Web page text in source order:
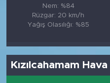
Nem: %84
Rüzgar: 20 km/h
Yağış Olasılığı: %85
Kızılcahamam